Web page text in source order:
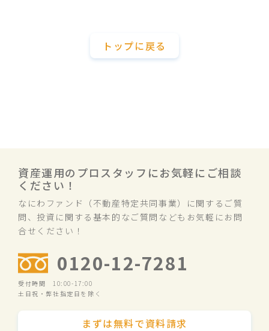
トップに戻る
資産運用のプロスタッフにお気軽にご相談
ください！
なにわファンド（不動産特定共同事業）に関するご質
問、投資に関する基本的なご質問などもお気軽にお問
合せください！
0120-12-7281
受付時間 10:00-17:00
土日祝・弊社指定日を除く
まずは無料で資料請求